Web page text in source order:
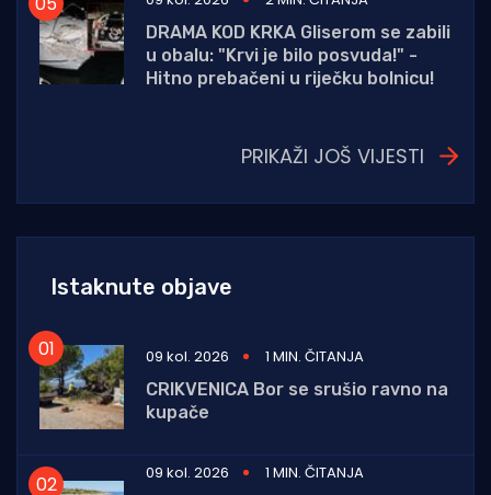
DRAMA KOD KRKA Gliserom se zabili
u obalu: "Krvi je bilo posvuda!" -
Hitno prebačeni u riječku bolnicu!
PRIKAŽI JOŠ VIJESTI
Istaknute objave
09 kol. 2026
1 MIN. ČITANJA
CRIKVENICA Bor se srušio ravno na
kupače
09 kol. 2026
1 MIN. ČITANJA